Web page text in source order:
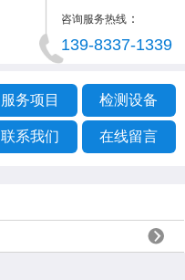
咨询服务热线 ：
139-8337-1339
服务项目 检测设备
联系我们 在线留言